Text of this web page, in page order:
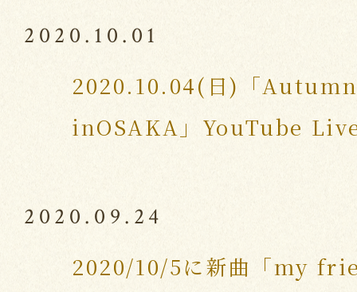
2020.10.01
2020.10.04(日)「
inOSAKA」YouTube
2020.09.24
2020/10/5に新曲「my